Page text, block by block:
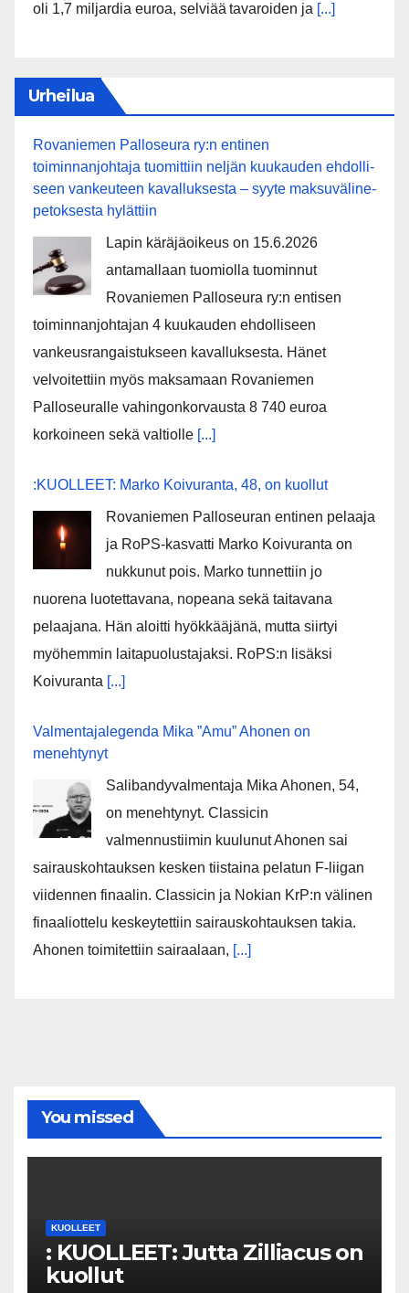
oli 1,7 miljardia euroa, selviää tavaroiden ja [...]
Urheilua
Rovaniemen Palloseura ry:n entinen
toiminnanjohtaja tuo­mit­tiin neljän kuu­kau­den eh­dol­li­
seen van­keu­teen ka­val­luk­ses­ta – syyte mak­su­vä­li­ne­
pe­tok­ses­ta hy­lät­tiin
Lapin käräjäoikeus on 15.6.2026
antamallaan tuomiolla tuominnut
Rovaniemen Palloseura ry:n entisen
toiminnanjohtajan 4 kuukauden ehdolliseen
vankeusrangaistukseen kavalluksesta. Hänet
velvoitettiin myös maksamaan Rovaniemen
Palloseuralle vahingonkorvausta 8 740 euroa
korkoineen sekä valtiolle [...]
:KUOLLEET: Marko Koivuranta, 48, on kuollut
Rovaniemen Palloseuran entinen pelaaja
ja RoPS-kasvatti Marko Koivuranta on
nukkunut pois. Marko tunnettiin jo
nuorena luotettavana, nopeana sekä taitavana
pelaajana. Hän aloitti hyökkääjänä, mutta siirtyi
myöhemmin laitapuolustajaksi. RoPS:n lisäksi
Koivuranta [...]
Valmentajalegenda Mika ”Amu” Ahonen on
menehtynyt
Salibandyvalmentaja Mika Ahonen, 54,
on menehtynyt. Classicin
valmennustiimin kuulunut Ahonen sai
sairauskohtauksen kesken tiistaina pelatun F-liigan
viidennen finaalin. Classicin ja Nokian KrP:n välinen
finaaliottelu keskeytettiin sairauskohtauksen takia.
Ahonen toimitettiin sairaalaan, [...]
You missed
KUOLLEET
: KUOLLEET: Jutta Zilliacus on
kuollut